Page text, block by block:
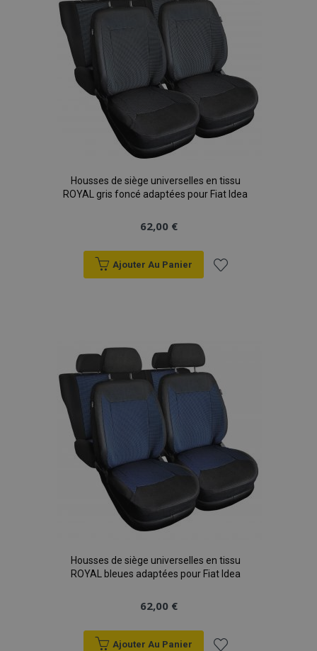
d'achats
Housses de siège universelles en tissu
ROYAL gris foncé adaptées pour Fiat Idea
62,00 €
Ajouter Au Panier
d'achats
Housses de siège universelles en tissu
ROYAL bleues adaptées pour Fiat Idea
62,00 €
Ajouter Au Panier